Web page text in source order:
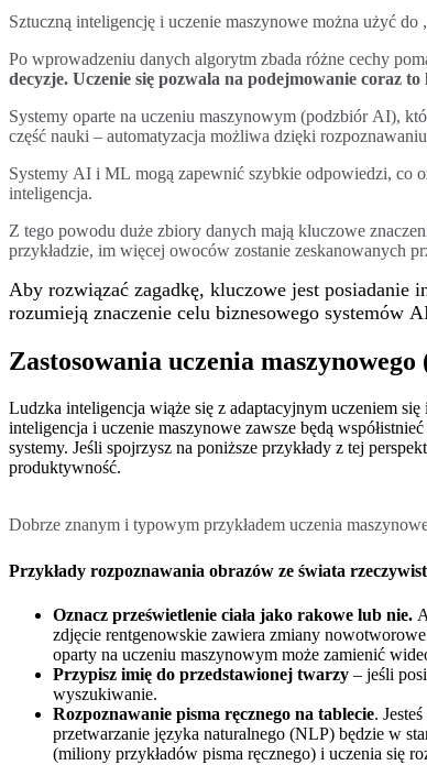
Sztuczną inteligencję i uczenie maszynowe można użyć
Po wprowadzeniu danych algorytm zbada różne cechy
decyzje. Uczenie się pozwala na podejmowanie coraz to
Systemy oparte na uczeniu maszynowym (podzbiór AI),
część nauki – automatyzacja możliwa dzięki
Systemy AI i ML mogą zapewnić szybkie odpowiedzi, co
inteligencja.
Z tego powodu duże zbiory danych mają kluczowe
przykładzie, im więcej owoców zostanie zeskanowanych
Aby rozwiązać zagadkę, kluczowe jest
rozumieją znaczenie celu biznesowego systemów
Zastosowania uczenia
Ludzka inteligencja wiąże się z adaptacyjnym uczeniem
inteligencja i uczenie maszynowe zawsze będą
systemy. Jeśli spojrzysz na poniższe przykłady z tej
produktywność.
Dobrze znanym i typowym przykładem uczenia
Przykłady rozpoznawania obrazów ze świata
Oznacz prześwietlenie ciała jako rakowe lub nie.
zdjęcie rentgenowskie zawiera zmiany
oparty na uczeniu maszynowym może zamienić
Przypisz imię do przedstawionej twarzy – jeśli
wyszukiwanie.
Rozpoznawanie pisma ręcznego na tablecie.
przetwarzanie języka naturalnego (NLP) będzie w
(miliony przykładów pisma ręcznego) i uczenia się